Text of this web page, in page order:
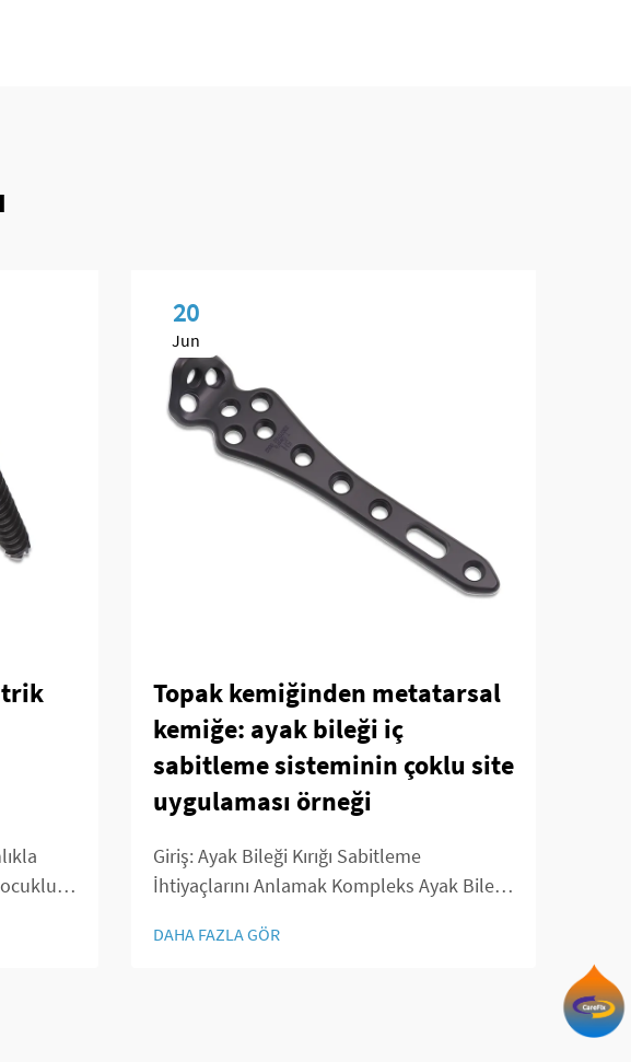
on yıl
20
Jun
Topak kemiğinden metatarsal
kemiğe: ayak bileği iç
sabitleme sisteminin çoklu site
uygulaması örneği
Giriş: Ayak Bileği Kırığı Sabitleme
İhtiyaçlarını Anlamak Kompleks Ayak Bileği
vakaları her geçen gün artmaktadır ve
DAHA FAZLA GÖR
Bir